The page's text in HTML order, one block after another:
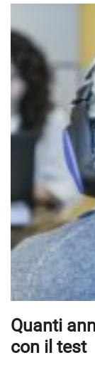
Quanti
con il test